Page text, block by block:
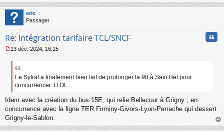
a
g
e
o
l
au
eric
Passager
Re: Intégration tarifaire TCL/SNCF
e
g
e
n
o
n
13 déc. 2024, 16:15
Le Sytral a finalement bien fait de prolonger la 98 à Sain Bel pour
concurrencer TTOL...
Idem avec la création du bus 15E, qui relie Bellecour à Grigny ; en
concurrence avec la ligne TER Firminy-Givors-Lyon-Perrache qui dessert
Grigny-le-Sablon.
au